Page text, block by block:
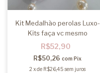
Kit Medalhão perolas Luxo-
Kits faça vc mesmo
R$52,90
R$50,26com Pix
2 xde R$26,45 sem juros